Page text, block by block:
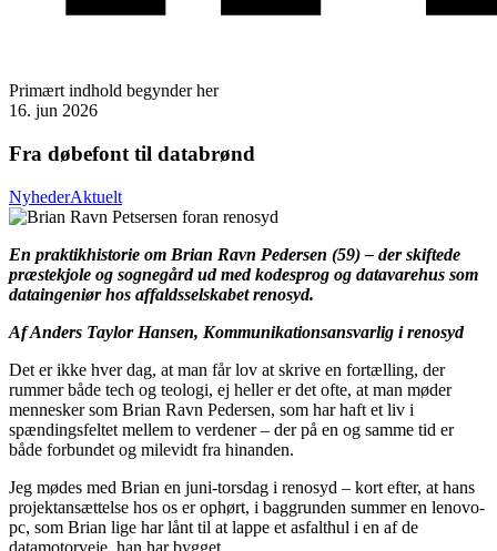
Primært indhold begynder her
16. jun 2026
Fra døbefont til databrønd
NyhederAktuelt
En praktikhistorie om Brian Ravn Pedersen (59) – der skiftede
præstekjole og sognegård ud med kodesprog og datavarehus som
dataingeniør hos affaldsselskabet renosyd.
Af Anders Taylor Hansen, Kommunikationsansvarlig i renosyd
Det er ikke hver dag, at man får lov at skrive en fortælling, der
rummer både tech og teologi, ej heller er det ofte, at man møder
mennesker som Brian Ravn Pedersen, som har haft et liv i
spændingsfeltet mellem to verdener – der på en og samme tid er
både forbundet og milevidt fra hinanden.
Jeg mødes med Brian en juni-torsdag i renosyd – kort efter, at hans
projektansættelse hos os er ophørt, i baggrunden summer en lenovo-
pc, som Brian lige har lånt til at lappe et asfalthul i en af de
datamotorveje, han har bygget.